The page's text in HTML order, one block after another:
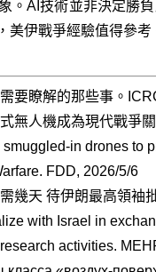
。AI技術並非決定勝
美伊戰爭經驗值得參
要瞭解的那些事。
無人機成為現代戰爭
smuggled-in drones to
FDD, 2026/5/6
幾天 待伊朗最高領袖
with Israel in
activities.